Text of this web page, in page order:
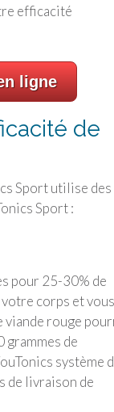
efficacité
ligne
de
Sport utilise des
Sport :
pour 25-30% de
corps et vous
viande rouge
grammes de
système
de livraison de